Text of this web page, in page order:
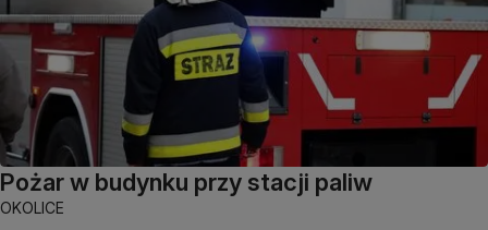
Pożar w budynku przy stacji paliw
OKOLICE